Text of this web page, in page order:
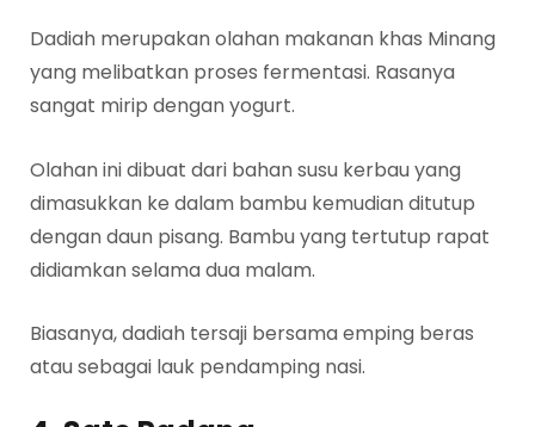
Dadiah merupakan olahan makanan khas Minang
yang melibatkan proses fermentasi. Rasanya
sangat mirip dengan yogurt.
Olahan ini dibuat dari bahan susu kerbau yang
dimasukkan ke dalam bambu kemudian ditutup
dengan daun pisang. Bambu yang tertutup rapat
didiamkan selama dua malam.
Biasanya, dadiah tersaji bersama emping beras
atau sebagai lauk pendamping nasi.